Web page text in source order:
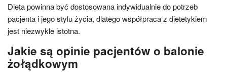
Dieta powinna być dostosowana indywidualnie do potrzeb
pacjenta i jego stylu życia, dlatego współpraca z dietetykiem
jest niezwykle istotna.
Jakie są opinie pacjentów o balonie
żołądkowym